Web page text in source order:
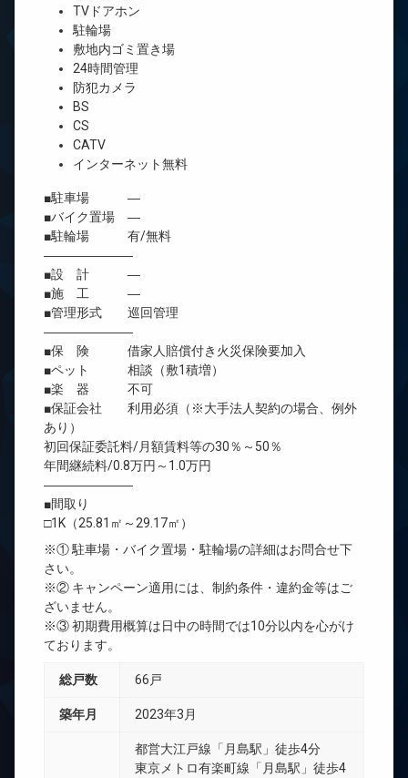
TVドアホン
駐輪場
敷地内ゴミ置き場
24時間管理
防犯カメラ
BS
CS
CATV
インターネット無料
■駐車場 ―
■バイク置場 ―
■駐輪場 有/無料
―――――――
■設 計 ―
■施 工 ―
■管理形式 巡回管理
―――――――
■保 険 借家人賠償付き火災保険要加入
■ペット 相談（敷1積増）
■楽 器 不可
■保証会社 利用必須（※大手法人契約の場合、例外
あり）
初回保証委託料/月額賃料等の30％～50％
年間継続料/0.8万円～1.0万円
―――――――
■間取り
□1K（25.81㎡～29.17㎡）
※① 駐車場・バイク置場・駐輪場の詳細はお問合せ下
さい。
※② キャンペーン適用には、制約条件・違約金等はご
ざいません。
※③ 初期費用概算は日中の時間では10分以内を心がけ
ております。
総戸数 66戸
築年月 2023年3月
都営大江戸線「月島駅」徒歩4分
東京メトロ有楽町線「月島駅」徒歩4